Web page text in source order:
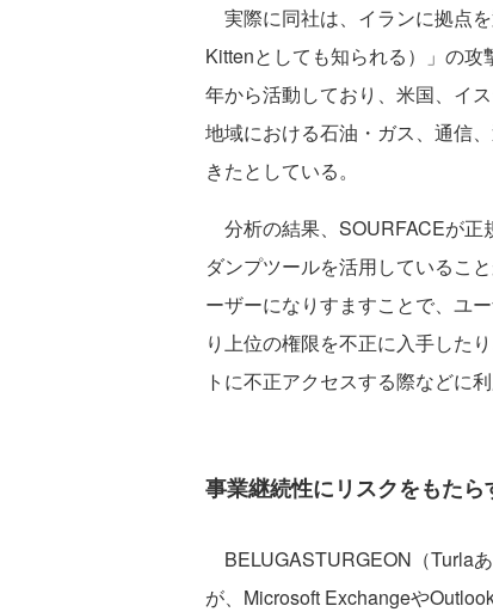
実際に同社は、イランに拠点
Kittenとしても知られる）」の
年から活動しており、米国、イ
地域における石油・ガス、通信
きたとしている。
分析の結果、SOURFACEが正
ダンプツールを活用しているこ
ーザーになりすますことで、ユ
り上位の権限を不正に入手した
トに不正アクセスする際などに利
事業継続性にリスクをもたら
BELUGASTURGEON（Turla
が、Microsoft Exchangeや